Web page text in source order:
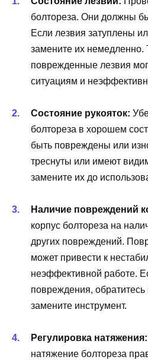
болтореза. Они должны
Если лезвия затуплены
замените их немедленно.
поврежденные лезвия
ситуациям и
Состояние рукояток:
болтореза в хорошем
быть повреждены или
треснуты или имеют
замените их до
Наличие повреждений
корпус болтореза на
других повреждений.
может привести к
неэффективной работе.
повреждения, обратитесь
замените инструмент.
Регулировка натяжения:
натяжение болтореза